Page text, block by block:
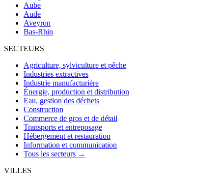
Aube
Aude
Aveyron
Bas-Rhin
SECTEURS
Agriculture, sylviculture et pêche
Industries extractives
Industrie manufacturière
Énergie, production et distribution
Eau, gestion des déchets
Construction
Commerce de gros et de détail
Transports et entreposage
Hébergement et restauration
Information et communication
Tous les secteurs →
VILLES